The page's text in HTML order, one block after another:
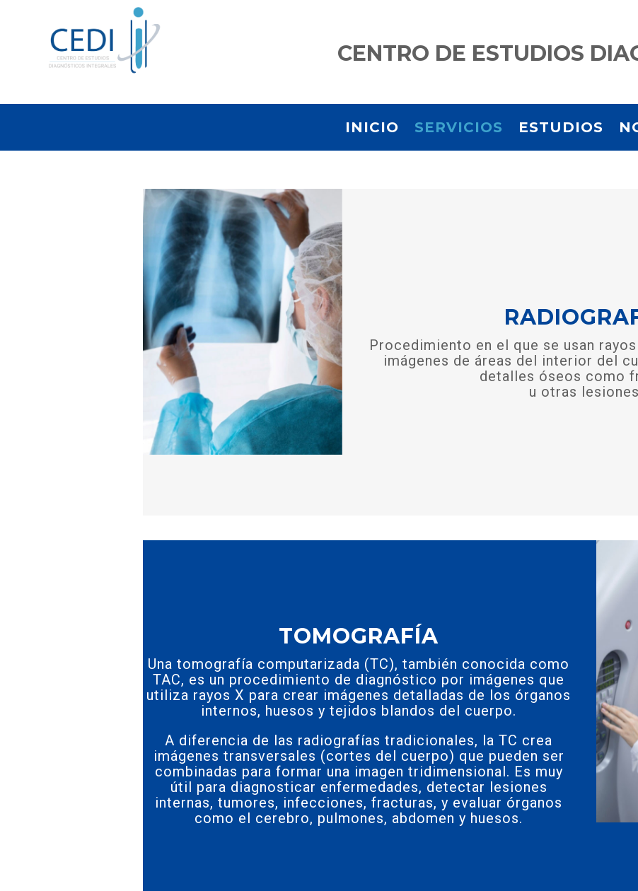
CENTRO DE ESTUDIOS
INICIO SERVICIOS ESTUDIOS
Procedimiento en el que se usan
imágenes de áreas del interior del
detalles óseos como
u otras
TOMOGRAFÍA
Una tomografía computarizada (TC), también conocida como
TAC, es un procedimiento de diagnóstico por imágenes que
utiliza rayos X para crear imágenes detalladas de los órganos
internos, huesos y tejidos blandos del cuerpo.
A diferencia de las radiografías tradicionales, la TC crea
imágenes transversales (cortes del cuerpo) que pueden ser
combinadas para formar una imagen tridimensional. Es muy
útil para diagnosticar enfermedades, detectar lesiones
internas, tumores, infecciones, fracturas, y evaluar órganos
como el cerebro, pulmones, abdomen y huesos.